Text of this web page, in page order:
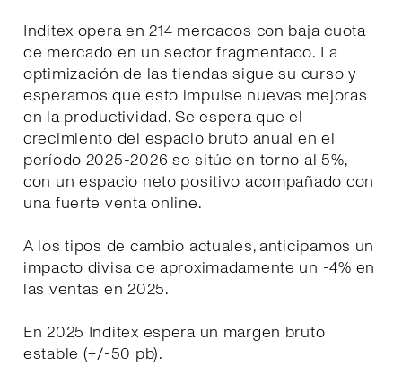
Inditex opera en 214 mercados con baja cuota
de mercado en un sector fragmentado. La
optimización de las tiendas sigue su curso y
esperamos que esto impulse nuevas mejoras
en la productividad. Se espera que el
crecimiento del espacio bruto anual en el
período 2025-2026 se sitúe en torno al 5%,
con un espacio neto positivo acompañado con
una fuerte venta online.
A los tipos de cambio actuales, anticipamos un
impacto divisa de aproximadamente un -4% en
las ventas en 2025.
En 2025 Inditex espera un margen bruto
estable (+/-50 pb).